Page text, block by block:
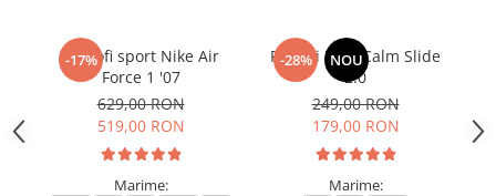
-17%
Pantofi sport Nike Air
Force 1 '07
629,00 RON
519,00 RON
Marime:
-28% NOU
Papuci Nike Calm Slide
2.0
249,00 RON
179,00 RON
Marime: